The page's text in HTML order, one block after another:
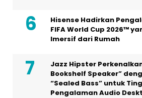
Hisense Hadirkan
FIFA World Cup 2026™
Imersif dari Rumah
Jazz Hipster
Bookshelf Speaker”
“Sealed Bass” untuk
Pengalaman Audio